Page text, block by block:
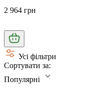
2 964 грн
Усі фільтри
Сортувати за:
Популярні